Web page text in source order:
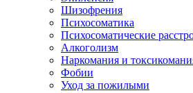
Шизофрения
Психосоматика
Психосоматические
Алкоголизм
Наркомания и
Фобии
Уход за пожилыми